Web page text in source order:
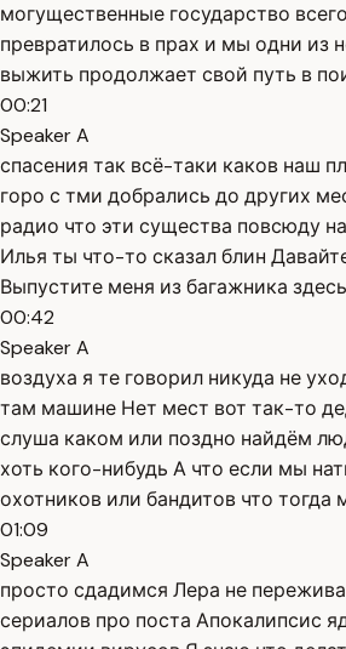
могущественные государство
превратилось в прах и мы одни из
выжить продолжает свой путь в
00:21
Speaker A
спасения так всё-таки каков наш
горо с тми добрались до других
радио что эти существа повсюду
Илья ты что-то сказал блин
Выпустите меня из багажника
00:42
Speaker A
воздуха я те говорил никуда не
там машине Нет мест вот так-то
слуша каком или поздно найдём
хоть кого-нибудь А что если мы
охотников или бандитов что тогда
01:09
Speaker A
просто сдадимся Лера не
сериалов про поста Апокалипсис